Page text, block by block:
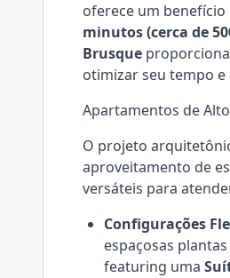
oferece um
minutos (cerca de
Brusque
otimizar seu tempo
Apartamentos de
O projeto
aproveitamento de
versáteis para
Configurações
espaçosas
featuring uma